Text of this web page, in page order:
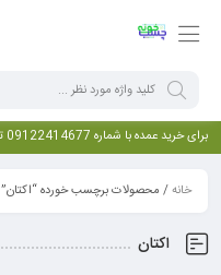
برای خرید عمده با شماره 09122414677 تماس بگیرید
خانه/ محصولات برچسب خورده “اکتان”
اکتان